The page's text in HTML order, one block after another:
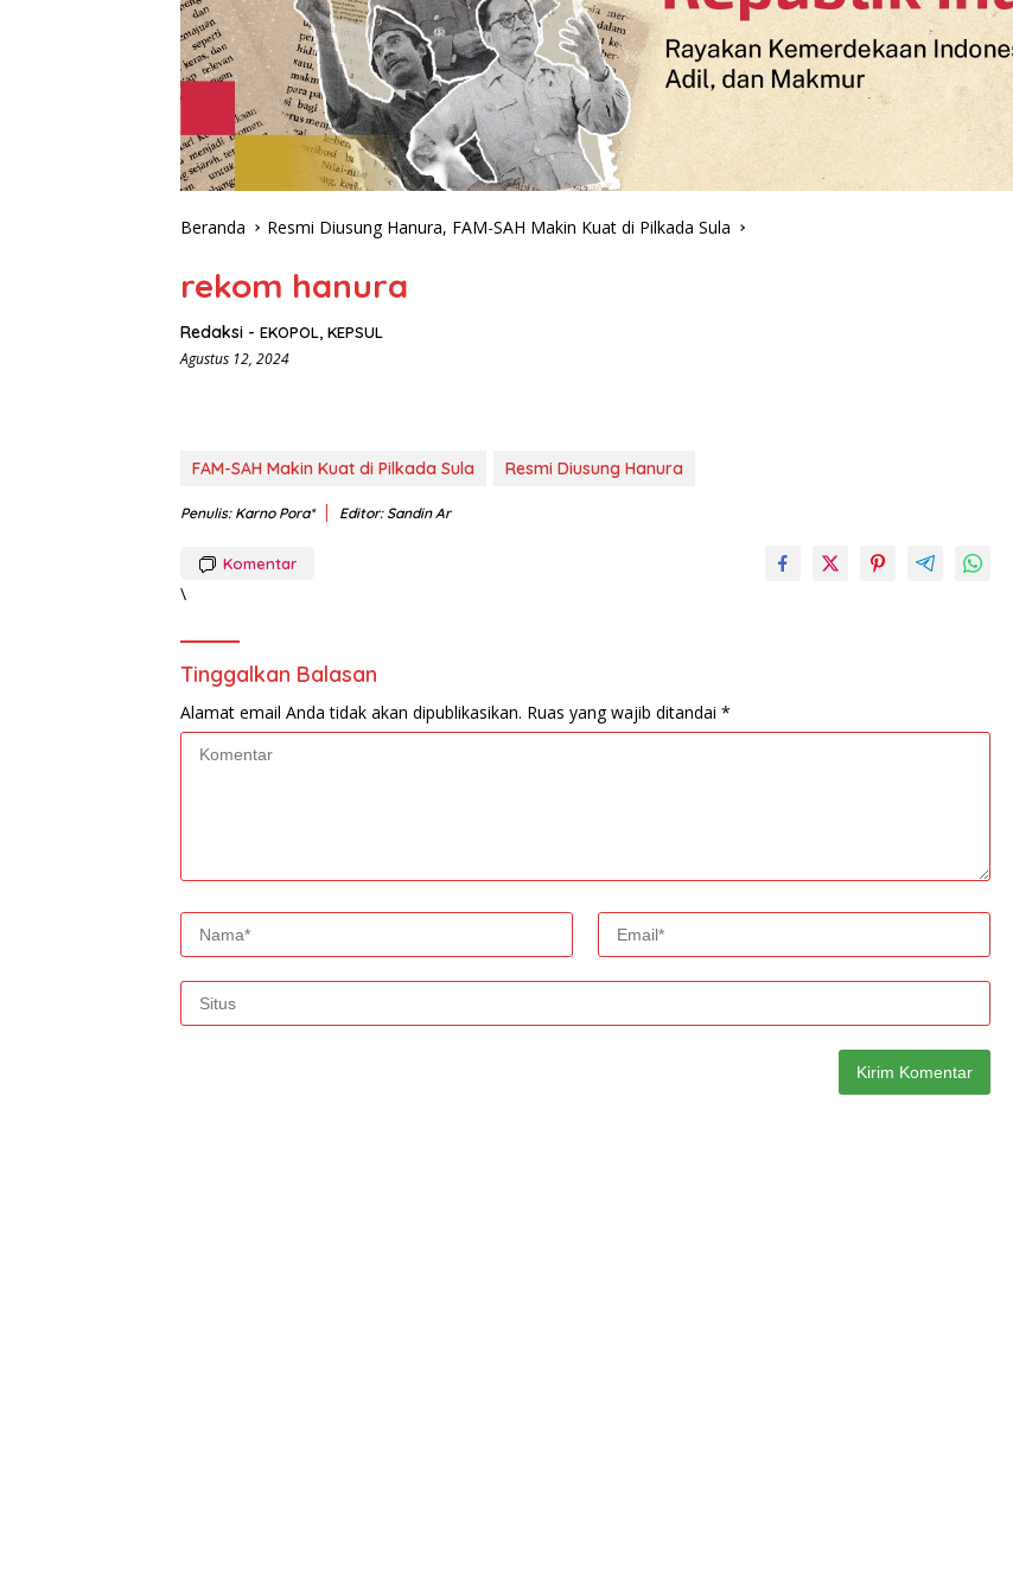
Beranda Resmi Diusung Hanura, FAM-SAH Makin Kuat di Pilkada Sula
rekom hanura
Redaksi - EKOPOL, KEPSUL
Agustus 12, 2024
FAM-SAH Makin Kuat di Pilkada Sula Resmi Diusung Hanura
Penulis: Karno Pora* Editor: Sandin Ar
Komentar
\
Tinggalkan Balasan
Alamat email Anda tidak akan dipublikasikan. Ruas yang wajib ditandai *